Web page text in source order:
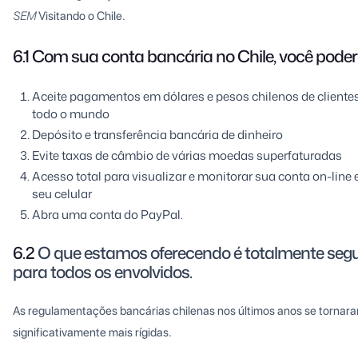
SEMVisitando o Chile.
6.1 Com sua conta bancária no Chile, você
Aceite pagamentos em dólares e pesos chilenos de
todo o mundo
Depósito e transferência bancária de dinheiro
Evite taxas de câmbio de várias moedas superfaturadas
Acesso total para visualizar e monitorar sua conta on-line
seu celular
Abra uma conta do PayPal.
6.2O que estamos oferecendo é totalmente
para todos os envolvidos.
As regulamentações bancárias chilenas nos últimos anos se
significativamente mais rígidas.